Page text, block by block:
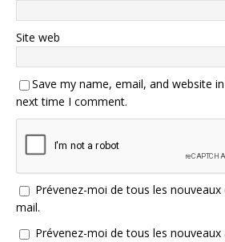
Site web
Save my name, email, and website
next time I comment.
Prévenez-moi de tous les
mail.
Prévenez-moi de tous les nouveaux